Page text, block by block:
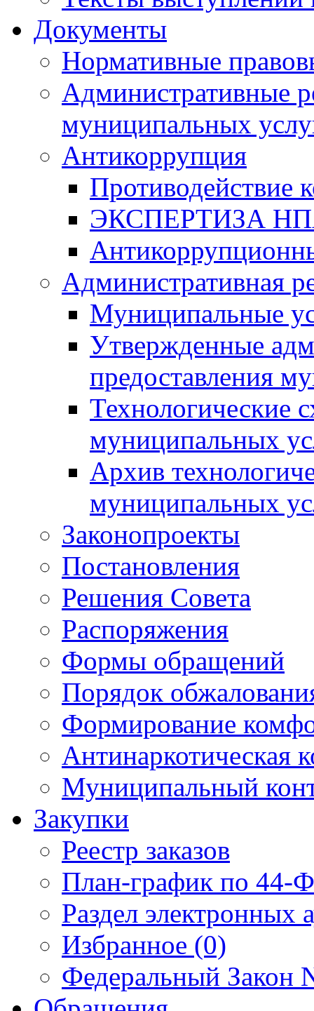
Документы
Нормативные
Административные
муниципальных
Антикоррупция
Противодействие
ЭКСПЕРТИЗА
Административная
Муниципальные
Утвержденные
предоставления
Технологические
муниципальных
Архив
муниципальных
Законопроекты
Постановления
Решения Совета
Распоряжения
Формы обращений
Порядок
Формирование
Антинаркотическая
Муниципальный
Закупки
Реестр заказов
План-график по 44-
Раздел
Избранное (0)
Федеральный Закон